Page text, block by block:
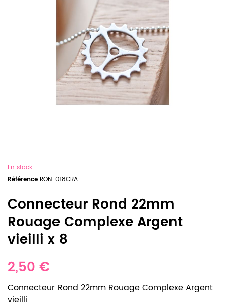
En stock
Référence RON-018CRA
Connecteur Rond 22mm
Rouage Complexe Argent
vieilli x 8
2,50 €
Connecteur Rond 22mm Rouage Complexe Argent
vieilli